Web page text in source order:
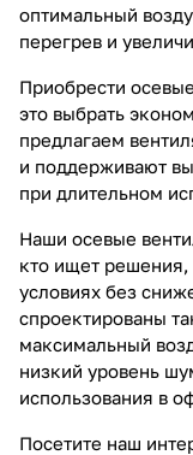
оптимальный
перегрев и
Приобрести
это выбрать
предлагаем
и поддерживают
при длительном
Наши осевые
кто ищет решения,
условиях без
спроектированы
максимальный
низкий уровень
использования в
Посетите наш